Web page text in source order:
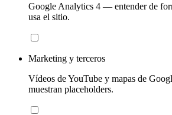
Google Analytics 4 — entender de
usa el sitio.
Marketing y terceros
Vídeos de YouTube y mapas de
muestran placeholders.